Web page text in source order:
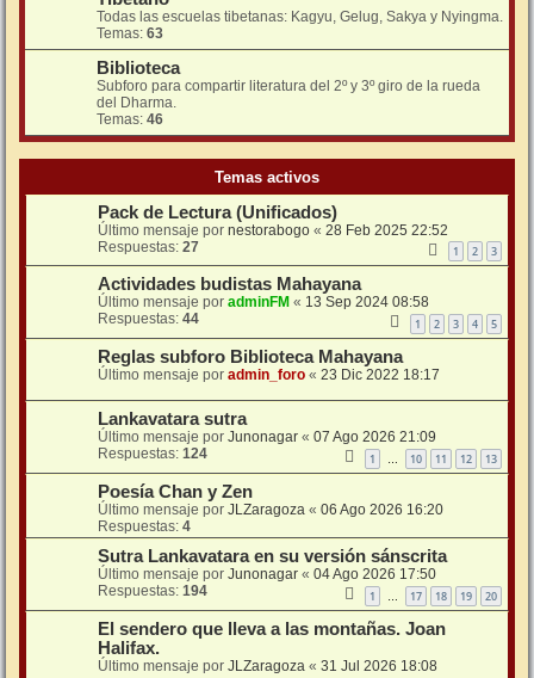
Todas las escuelas tibetanas: Kagyu, Gelug, Sakya y Nyingma.
Temas: 63
Biblioteca
Subforo para compartir literatura del 2º y 3º giro de la rueda
del Dharma.
Temas: 46
Temas activos
Pack de Lectura (Unificados)
Último mensaje por nestorabogo « 28 Feb 2025 22:52
Respuestas: 27 1 2 3
Actividades budistas Mahayana
Último mensaje por adminFM « 13 Sep 2024 08:58
Respuestas: 44 1 2 3 4 5
Reglas subforo Biblioteca Mahayana
Último mensaje por admin_foro « 23 Dic 2022 18:17
Lankavatara sutra
Último mensaje por Junonagar « 07 Ago 2026 21:09
Respuestas: 124 1 10 11 12 13
Poesía Chan y Zen
Último mensaje por JLZaragoza « 06 Ago 2026 16:20
Respuestas: 4
Sutra Lankavatara en su versión sánscrita
Último mensaje por Junonagar « 04 Ago 2026 17:50
Respuestas: 194 1 17 18 19 20
El sendero que lleva a las montañas. Joan
Halifax.
Último mensaje por JLZaragoza « 31 Jul 2026 18:08